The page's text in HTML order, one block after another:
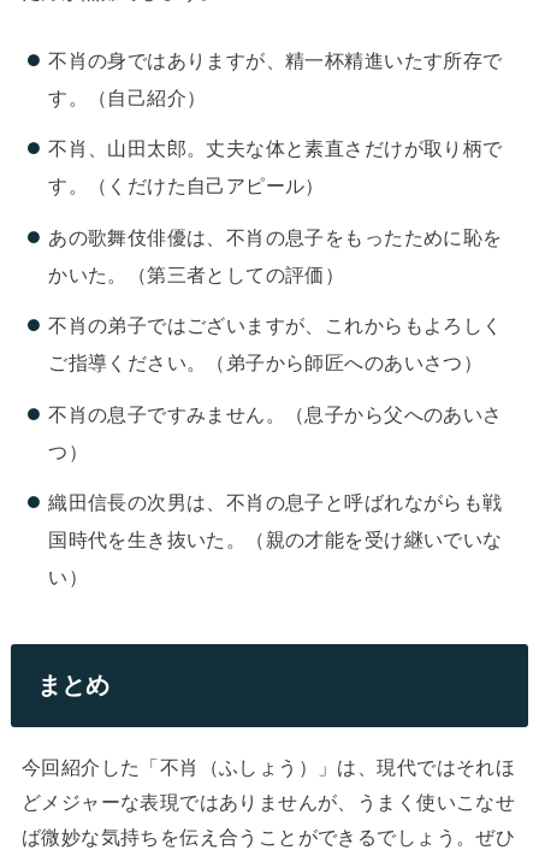
不肖の身ではありますが、精一杯精進いたす所存で
す。（自己紹介）
不肖、山田太郎。丈夫な体と素直さだけが取り柄で
す。（くだけた自己アピール）
あの歌舞伎俳優は、不肖の息子をもったために恥を
かいた。（第三者としての評価）
不肖の弟子ではございますが、これからもよろしく
ご指導ください。（弟子から師匠へのあいさつ）
不肖の息子ですみません。（息子から父へのあいさ
つ）
織田信長の次男は、不肖の息子と呼ばれながらも戦
国時代を生き抜いた。（親の才能を受け継いでいな
い）
まとめ
今回紹介した「不肖（ふしょう）」は、現代ではそれほ
どメジャーな表現ではありませんが、うまく使いこなせ
ば微妙な気持ちを伝え合うことができるでしょう。ぜひ